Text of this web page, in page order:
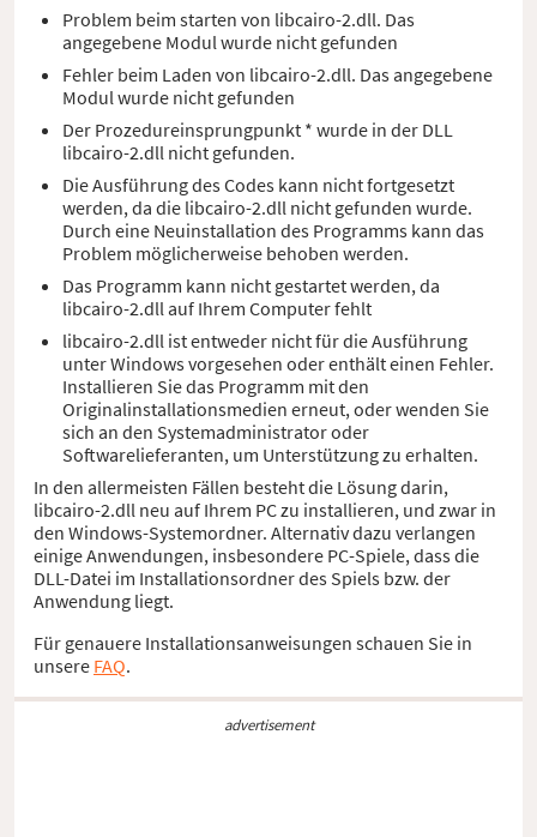
Problem beim starten von libcairo-2.dll. Das
angegebene Modul wurde nicht gefunden
Fehler beim Laden von libcairo-2.dll. Das angegebene
Modul wurde nicht gefunden
Der Prozedureinsprungpunkt * wurde in der DLL
libcairo-2.dll nicht gefunden.
Die Ausführung des Codes kann nicht fortgesetzt
werden, da die libcairo-2.dll nicht gefunden wurde.
Durch eine Neuinstallation des Programms kann das
Problem möglicherweise behoben werden.
Das Programm kann nicht gestartet werden, da
libcairo-2.dll auf Ihrem Computer fehlt
libcairo-2.dll ist entweder nicht für die Ausführung
unter Windows vorgesehen oder enthält einen Fehler.
Installieren Sie das Programm mit den
Originalinstallationsmedien erneut, oder wenden Sie
sich an den Systemadministrator oder
Softwarelieferanten, um Unterstützung zu erhalten.
In den allermeisten Fällen besteht die Lösung darin,
libcairo-2.dll neu auf Ihrem PC zu installieren, und zwar in
den Windows-Systemordner. Alternativ dazu verlangen
einige Anwendungen, insbesondere PC-Spiele, dass die
DLL-Datei im Installationsordner des Spiels bzw. der
Anwendung liegt.
Für genauere Installationsanweisungen schauen Sie in
unsere FAQ.
advertisement